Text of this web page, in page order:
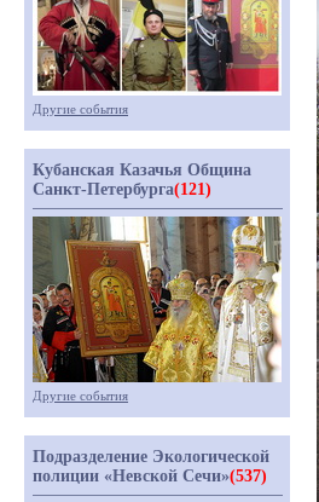
Другие события
Кубанская Казачья Община
Санкт-Петербурга(121)
Другие события
Подразделение Экологической
полиции «Невской Сечи»(537)